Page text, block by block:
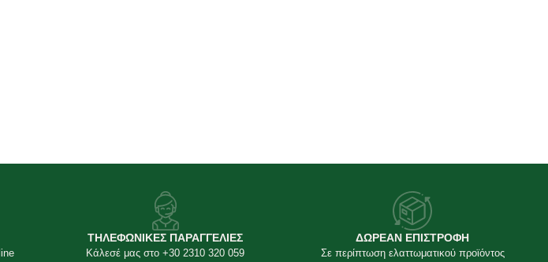
ΤΗΛΕΦΩΝΙΚΕΣ ΠΑΡΑΓΓΕΛΙΕΣ
Κάλεσέ μας στο +30 2310 320 059
ΔΩΡΕΑΝ ΕΠΙΣΤΡΟΦΗ
Σε περίπτωση ελαττωματικού προϊόντος